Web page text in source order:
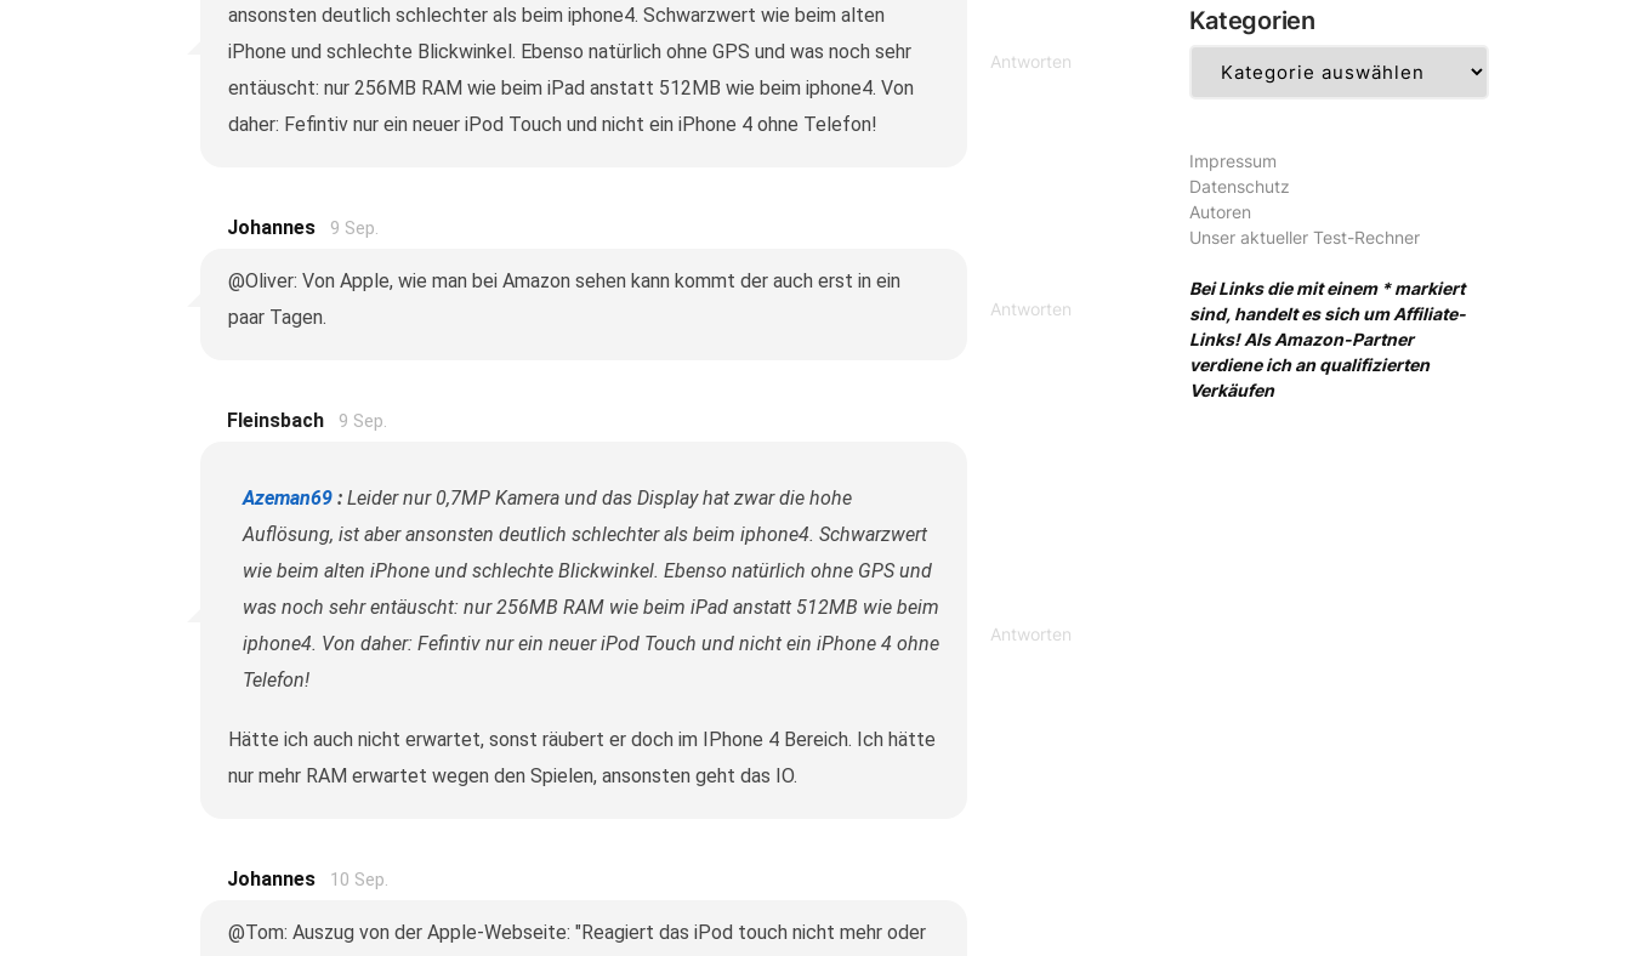
ansonsten deutlich schlechter als beim iphone4. Schwarzwert wie beim alten
iPhone und schlechte Blickwinkel. Ebenso natürlich ohne GPS und was noch sehr
entäuscht: nur 256MB RAM wie beim iPad anstatt 512MB wie beim iphone4. Von
daher: Fefintiv nur ein neuer iPod Touch und nicht ein iPhone 4 ohne Telefon!
Antworten
Johannes 9 Sep.
@Oliver: Von Apple, wie man bei Amazon sehen kann kommt der auch erst in ein
paar Tagen.
Antworten
Fleinsbach 9 Sep.
Azeman69:Leider nur 0,7MP Kamera und das Display hat zwar die hohe
Auflösung, ist aber ansonsten deutlich schlechter als beim iphone4. Schwarzwert
wie beim alten iPhone und schlechte Blickwinkel. Ebenso natürlich ohne GPS und
was noch sehr entäuscht: nur 256MB RAM wie beim iPad anstatt 512MB wie beim
iphone4. Von daher: Fefintiv nur ein neuer iPod Touch und nicht ein iPhone 4 ohne
Telefon!
Hätte ich auch nicht erwartet, sonst räubert er doch im IPhone 4 Bereich. Ich hätte
nur mehr RAM erwartet wegen den Spielen, ansonsten geht das IO.
Antworten
Johannes 10 Sep.
@Tom: Auszug von der Apple-Webseite: "Reagiert das iPod touch nicht mehr oder
Kategorien
Impressum
Datenschutz
Autoren
Unser aktueller Test-Rechner
Bei Links die mit einem * markiert
sind, handelt es sich um Affiliate-
Links! Als Amazon-Partner
verdiene ich an qualifizierten
Verkäufen